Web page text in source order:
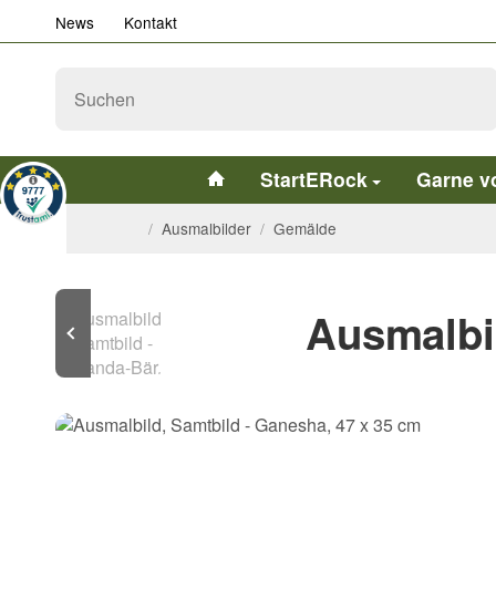
News Kontakt
StartERock Garne
/ Ausmalbilder / Gemälde